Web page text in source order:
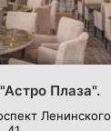
Плаза".
Ленинского